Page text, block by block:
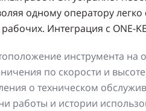
одному оператору
Интеграция с ONE-
инструмента на
по скорости и
о техническом
работы и истории